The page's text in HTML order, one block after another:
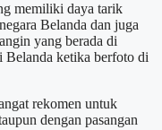
memiliki daya tarik
Belanda dan juga
yang berada di
Belanda ketika berfoto di
rekomen untuk
dengan pasangan